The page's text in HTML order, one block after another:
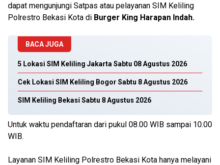
dapat mengunjungi Satpas atau pelayanan SIM Keliling
Polrestro Bekasi Kota di Burger King Harapan Indah.
BACA JUGA
5 Lokasi SIM Keliling Jakarta Sabtu 08 Agustus 2026
Cek Lokasi SIM Keliling Bogor Sabtu 8 Agustus 2026
SIM Keliling Bekasi Sabtu 8 Agustus 2026
Untuk waktu pendaftaran dari pukul 08.00 WIB sampai 10.00
WIB.
Layanan SIM Keliling Polrestro Bekasi Kota hanya melayani